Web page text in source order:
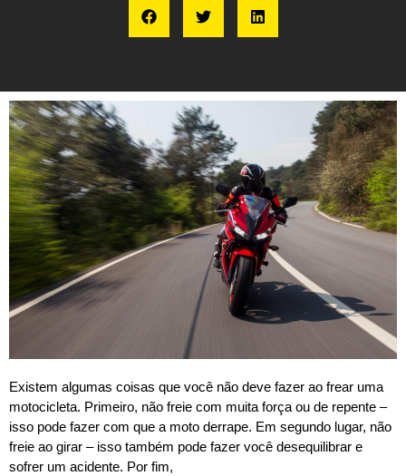
Existem algumas coisas que você não deve fazer ao frear uma
motocicleta. Primeiro, não freie com muita força ou de repente –
isso pode fazer com que a moto derrape. Em segundo lugar, não
freie ao girar – isso também pode fazer você desequilibrar e
sofrer um acidente. Por fim,